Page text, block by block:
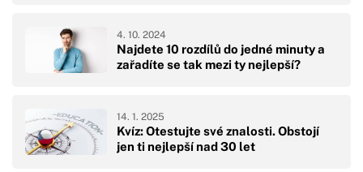
Najdete 10 rozdílů do jedné minuty a
zařadíte se tak mezi ty nejlepší?
4. 10. 2024
Kvíz: Otestujte své znalosti. Obstojí
jen ti nejlepší nad 30 let
14. 1. 2025